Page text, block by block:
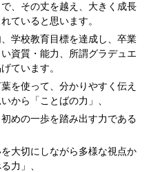
、その丈を越え、大きく成長
ていると思います。
学校教育目標を達成し、卒業
資質・能力、所謂グラデュエ
ています。
を使って、分かりやすく伝え
から「ことばの力」、
めの一歩を踏み出す力である
大切にしながら多様な視点か
力」、